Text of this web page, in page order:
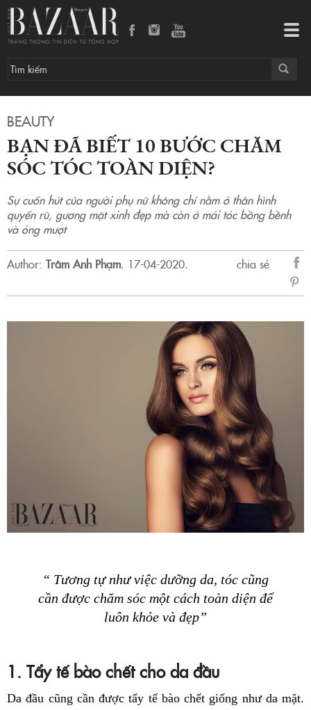
BEAUTY
BẠN ĐÃ BIẾT 10 BƯỚC CHĂM
SÓC TÓC TOÀN DIỆN?
Sự cuốn hút của người phụ nữ không chỉ nằm ở thân hình
quyến rũ, gương mặt xinh đẹp mà còn ở mái tóc bồng bềnh
và óng mượt
Author: Trâm Anh Phạm. 17-04-2020.
chia sẻ
sẻ
“ Tương tự như việc dưỡng da, tóc cũng
cần được chăm sóc một cách toàn diện để
luôn khỏe và đẹp”
1. Tẩy tế bào chết cho da đầu
Da đầu cũng cần được tẩy tế bào chết giống như da mặt.